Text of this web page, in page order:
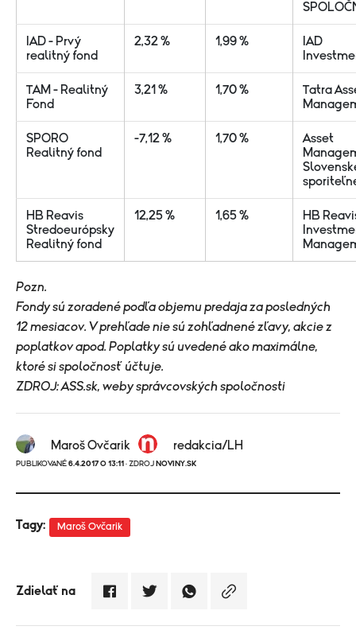
IAD - Prvý
realitný fond
2,32 % 1,99 %
IAD
TAM - Realitný
Fond
3,21 % 1,70 %
Tatra
SPORO
Realitný fond
-7,12 % 1,70 %
Asset
HB Reavis
Stredoeurópsky
Realitný fond
12,25 % 1,65 %
HB
Pozn.
Fondy sú zoradené podľa objemu predaja za posledných
12 mesiacov. V prehľade nie sú zohľadnené zľavy, akcie z
poplatkov apod. Poplatky sú uvedené ako maximálne,
ktoré si spoločnosť účtuje.
ZDROJ: ASS.sk, weby správcovských spoločnosti
Maroš Ovčarik redakcia/LH
PUBLIKOVANÉ 6.4.2017 O 13:11 · ZDROJ NOVINY.SK
Tagy: Maroš Ovčarik
Zdielať na